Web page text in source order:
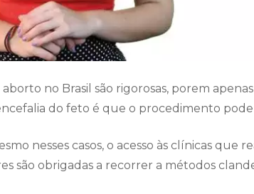
aborto no Brasil são rigorosas, porem
do feto é que o procedimento
nesses casos, o acesso às clínicas que
são obrigadas a recorrer a métodos